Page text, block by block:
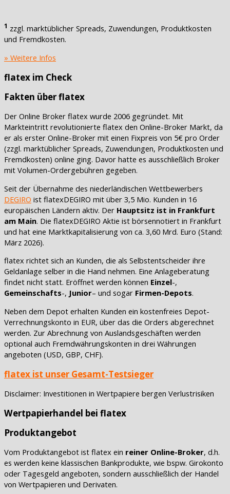
1 zzgl. marktüblicher Spreads, Zuwendungen, Produktkosten
und Fremdkosten.
» Weitere Infos
flatex im Check
Fakten über flatex
Der Online Broker flatex wurde 2006 gegründet. Mit
Markteintritt revolutionierte flatex den Online-Broker Markt, da
er als erster Online-Broker mit einen Fixpreis von 5€ pro Order
(zzgl. marktüblicher Spreads, Zuwendungen, Produktkosten und
Fremdkosten) online ging. Davor hatte es ausschließlich Broker
mit Volumen-Ordergebühren gegeben.
Seit der Übernahme des niederländischen Wettbewerbers
DEGIRO ist flatexDEGIRO mit über 3,5 Mio. Kunden in 16
europäischen Ländern aktiv. Der Hauptsitz ist in Frankfurt
am Main. Die flatexDEGIRO Aktie ist börsennotiert in Frankfurt
und hat eine Marktkapitalisierung von ca. 3,60 Mrd. Euro (Stand:
März 2026).
flatex richtet sich an Kunden, die als Selbstentscheider ihre
Geldanlage selber in die Hand nehmen. Eine Anlageberatung
findet nicht statt. Eröffnet werden können Einzel-,
Gemeinschafts-, Junior– und sogar Firmen-Depots.
Neben dem Depot erhalten Kunden ein kostenfreies Depot-
Verrechnungskonto in EUR, über das die Orders abgerechnet
werden. Zur Abrechnung von Auslandsgeschäften werden
optional auch Fremdwährungskonten in drei Währungen
angeboten (USD, GBP, CHF).
flatex ist unser Gesamt-Testsieger
Disclaimer: Investitionen in Wertpapiere bergen Verlustrisiken
Wertpapierhandel bei flatex
Produktangebot
Vom Produktangebot ist flatex ein reiner Online-Broker, d.h.
es werden keine klassischen Bankprodukte, wie bspw. Girokonto
oder Tagesgeld angeboten, sondern ausschließlich der Handel
von Wertpapieren und Derivaten.